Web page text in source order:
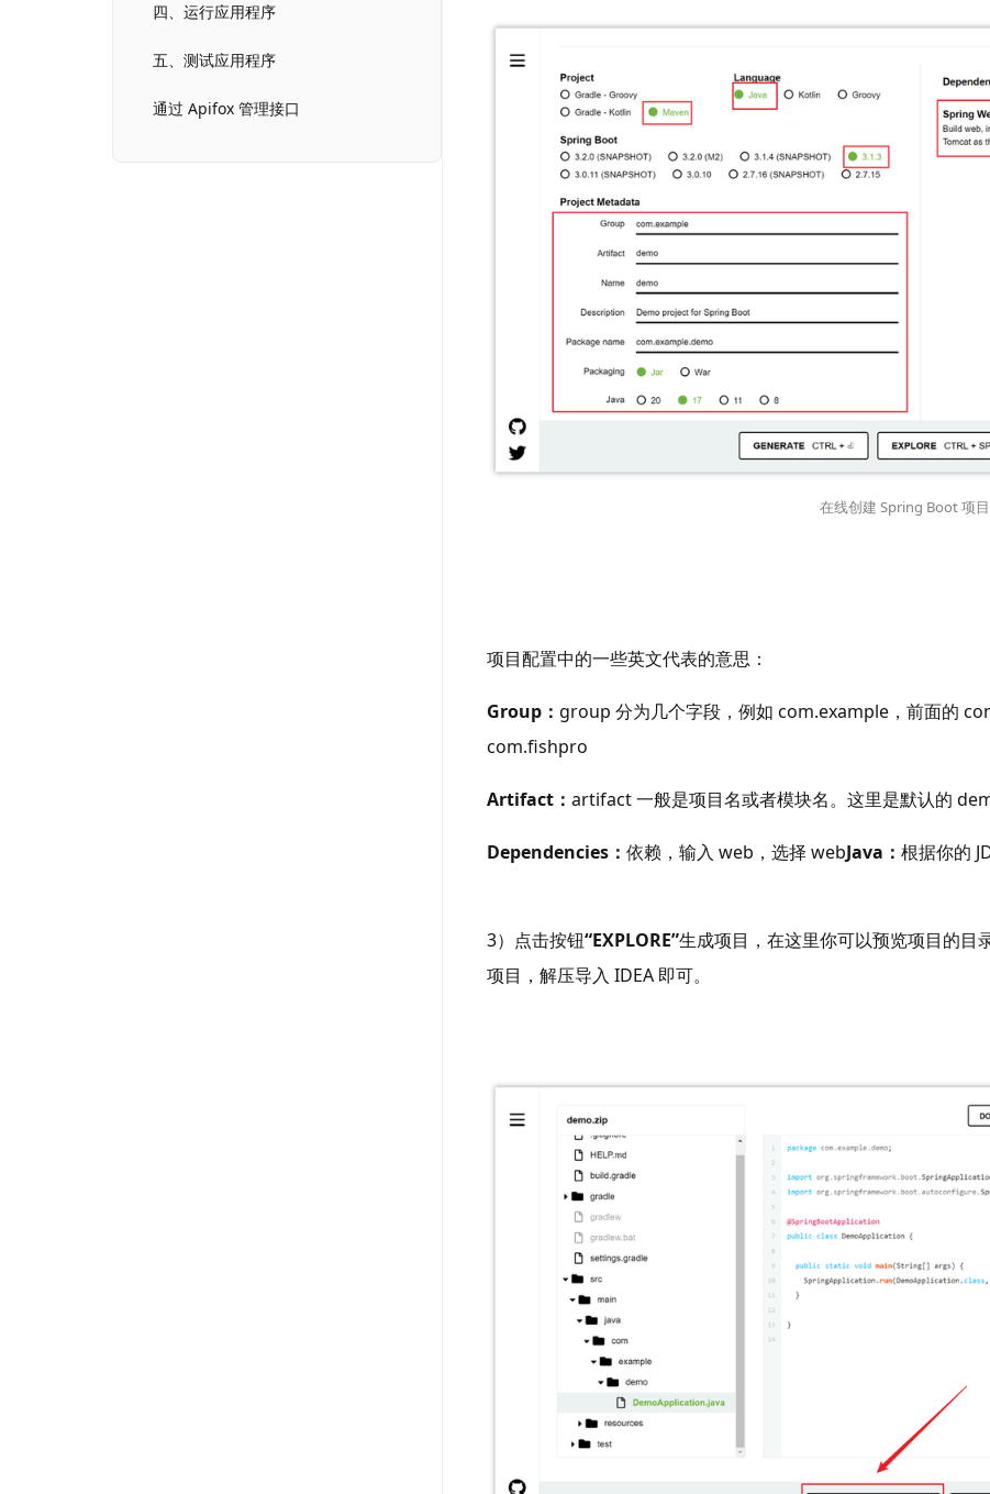
四、运行应用程序
五、测试应用程序
通过 Apifox 管理接口
在线创建 Spring Boot 项
项目配置中的一些英文代表的意思：
Group： group 分为几个字段，例如 com.example，前面的
com.fishpro
Artifact： artifact 一般是项目名或者模块名。这里是默认的
Dependencies： 依赖，输入 web，选择 webJava： 根据你的
3）点击按钮“EXPLORE”生成项目，在这里你可以预览项目的目
项目，解压导入 IDEA 即可。